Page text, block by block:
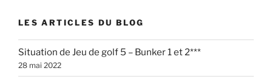
LES ARTICLES DU BLOG
Situation de Jeu de golf 5 – Bunker 1 et 2***
28 mai 2022